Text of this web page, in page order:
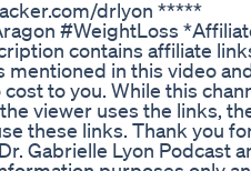
drlyon *****
#WeightLoss
contains affiliate
mentioned in this video
to you. While this
viewer uses the links,
these links. Thank you
Gabrielle Lyon Podcast